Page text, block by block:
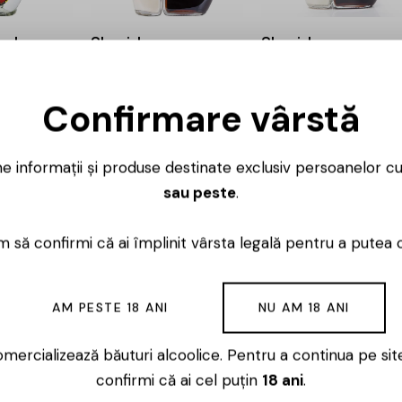
–
Sheridans –
132,00lei
112,00lei
Sheridans –
100,00lei
85,00lei
pentru deserturi,
sunt băuturi aromate, dulci sau semi-dulci, alese
cafea, un cocktail sau o seară în care vrei ceva mai
sortimente cremoase, variante cu fructe,
sau condimente. Diferența dintre ele se simte cel
Confirmare vârstă
informații și produse destinate exclusiv persoanelor
sau peste.
să confirmi că ai împlinit vârsta legală pentru a putea
AM PESTE 18 ANI NU AM 18 ANI
băuturi alcoolice. Pentru a continua pe
confirmi că ai cel puțin 18 ani.